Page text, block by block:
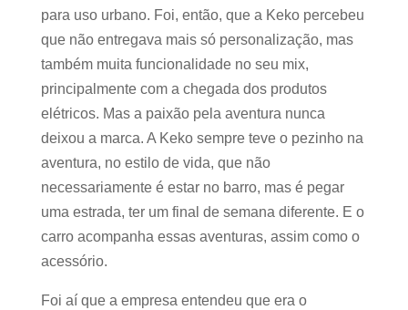
para uso urbano. Foi, então, que a Keko percebeu
que não entregava mais só personalização, mas
também muita funcionalidade no seu mix,
principalmente com a chegada dos produtos
elétricos. Mas a paixão pela aventura nunca
deixou a marca. A Keko sempre teve o pezinho na
aventura, no estilo de vida, que não
necessariamente é estar no barro, mas é pegar
uma estrada, ter um final de semana diferente. E o
carro acompanha essas aventuras, assim como o
acessório.
Foi aí que a empresa entendeu que era o